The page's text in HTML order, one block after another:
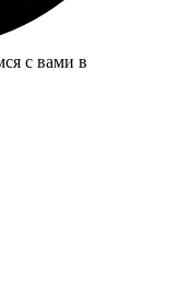
с вами в